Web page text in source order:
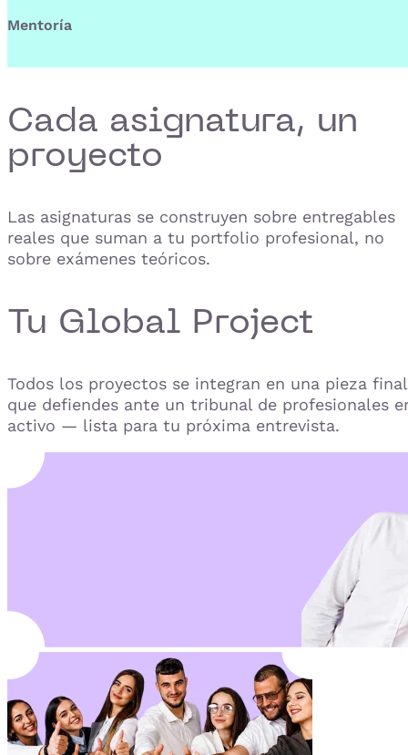
Mentoría
Cada asignatura, un
proyecto
Las asignaturas se construyen sobre entregables
reales que suman a tu portfolio profesional, no
sobre exámenes teóricos.
Tu Global Project
Todos los proyectos se integran en una pieza final
que defiendes ante un tribunal de profesionales
activo — lista para tu próxima entrevista.